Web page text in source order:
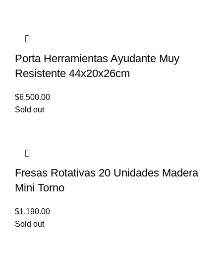
Porta Herramientas Ayudante Muy
Resistente 44x20x26cm
$6,500.00
Sold out
Fresas Rotativas 20 Unidades Madera
Mini Torno
$1,190.00
Sold out